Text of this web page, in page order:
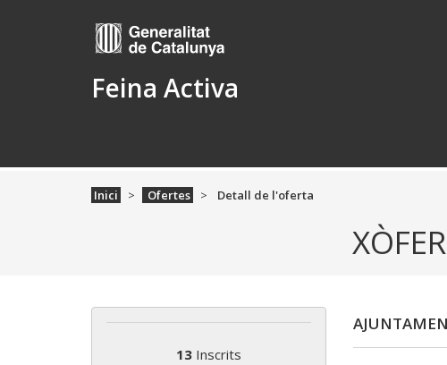
Feina Activa
Inici Ofertes Detall de l'oferta
13Inscrits